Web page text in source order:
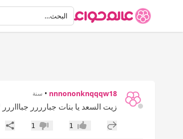
البحثالبحث…
nnnononknqqqw18
• سنة
زيت السعد يا بنات جبارررر
إضافة رد جديد
إعجاب1 عدم إعجاب
1